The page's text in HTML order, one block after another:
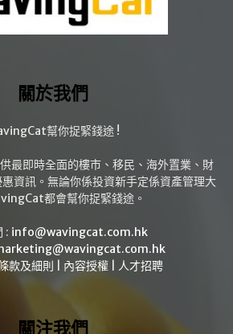
關於我們
幫你捉緊錢途 !
最即時全面的樓市、移民、海外置業、財
資訊。無論你係投資新手定係資產管理大
都會幫你捉緊錢途。
: info@wavingcat.com.hk
款及細則 內容授權 人才招聘
關注我們